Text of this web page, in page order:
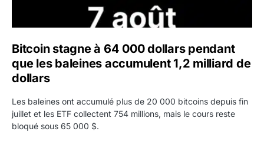
Bitcoin stagne à 64 000 dollars pendant
que les baleines accumulent 1,2 milliard de
dollars
Les baleines ont accumulé plus de 20 000 bitcoins depuis fin
juillet et les ETF collectent 754 millions, mais le cours reste
bloqué sous 65 000 $.